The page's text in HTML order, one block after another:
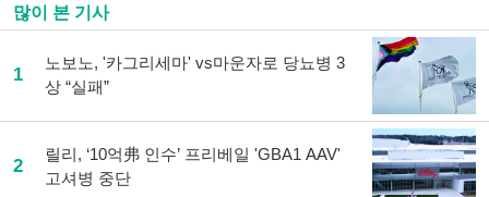
많이 본 기사
1
노보노, '카그리세마' vs마운자로 당뇨병 3
상 “실패”
2
릴리, ‘10억弗 인수’ 프리베일 'GBA1 AAV'
고셔병 중단